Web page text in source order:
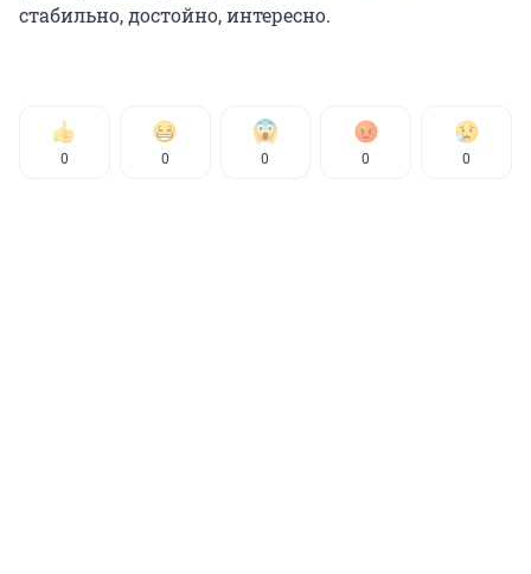
стабильно, достойно, интересно.
0 0 0 0 0